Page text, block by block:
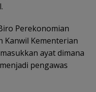
Perekonomian
Kanwil Kementerian
ayat dimana
pengawas